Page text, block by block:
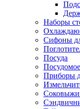
Наборы
Сифоны
Посуда
Приборы